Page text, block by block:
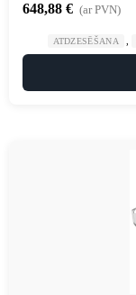
648,88 € (ar PVN)
ATDZESĒŠANA